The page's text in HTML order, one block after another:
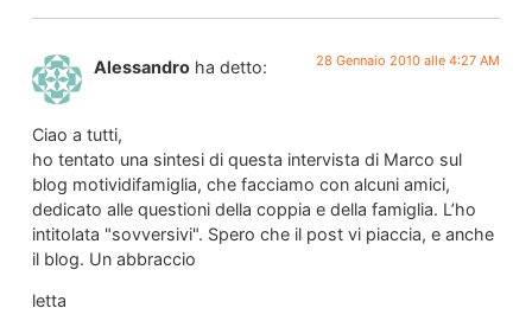
Alessandro ha detto: 28 Gennaio 2010 alle 4:27 AM
Ciao a tutti,
ho tentato una sintesi di questa intervista di Marco sul
blog motividifamiglia, che facciamo con alcuni amici,
dedicato alle questioni della coppia e della famiglia. L’ho
intitolata "sovversivi". Spero che il post vi piaccia, e anche
il blog. Un abbraccio
letta